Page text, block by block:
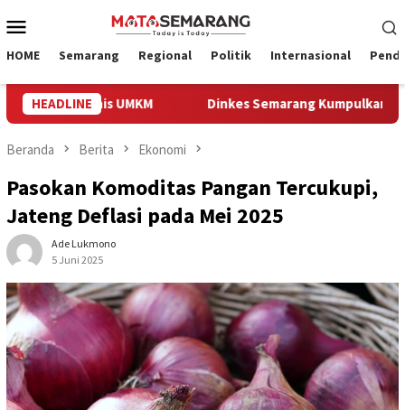
ke
Mobile
HOME Semarang Regional Politik Internasional
HEADLINE
Bisnis UMKM Dinkes Semarang Kumpulkan Bukti
Beranda Berita Ekonomi
Pasokan Komoditas Pangan Tercukupi,
Jateng Deflasi pada Mei 2025
Ade Lukmono
5 Juni 2025